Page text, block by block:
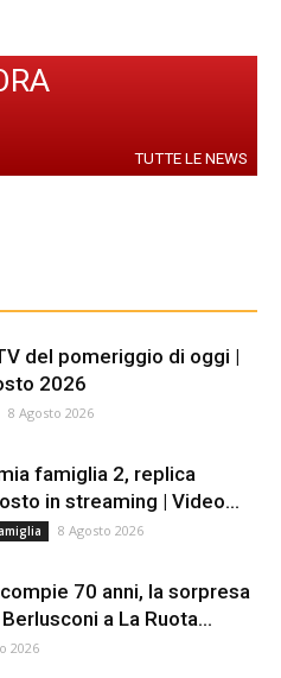
TUTTE LE NEWS
del pomeriggio di oggi |
2026
8 Agosto 2026
famiglia 2, replica
in streaming | Video...
8 Agosto 2026
70 anni, la sorpresa
a La Ruota...
2026